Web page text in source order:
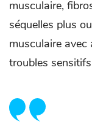
musculaire,
séquelles plus
musculaire avec
troubles